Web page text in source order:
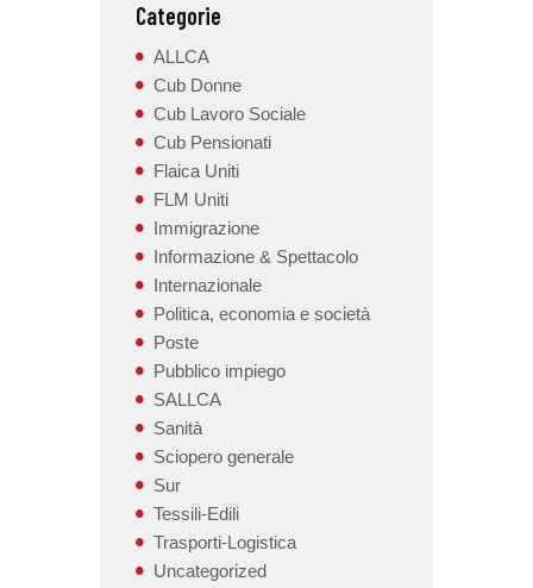
Categorie
ALLCA
Cub Donne
Cub Lavoro Sociale
Cub Pensionati
Flaica Uniti
FLM Uniti
Immigrazione
Informazione & Spettacolo
Internazionale
Politica, economia e società
Poste
Pubblico impiego
SALLCA
Sanità
Sciopero generale
Sur
Tessili-Edili
Trasporti-Logistica
Uncategorized